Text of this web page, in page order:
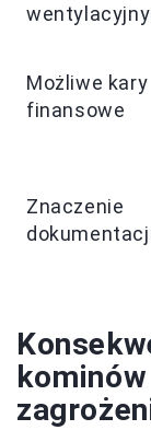
Możliwe kary
finansowe
Znaczenie